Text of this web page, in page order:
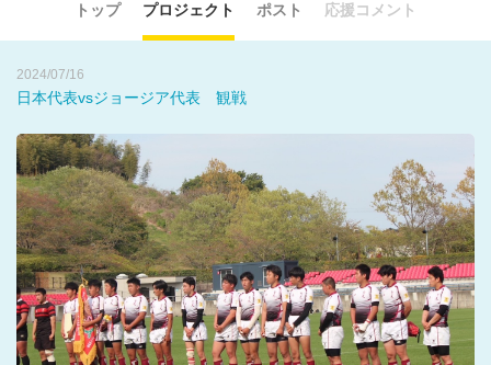
トップ プロジェクト ポスト 応援コメント
出場してきました！
2024/07/16
日本代表vsジョージア代表 観戦
2024/07/09
全国出場部活動への「壮行会」がありました！
2024/09/02
令和6年度第11回全国高等学校7人制ラグビーフットボール大会に
出場してきました！